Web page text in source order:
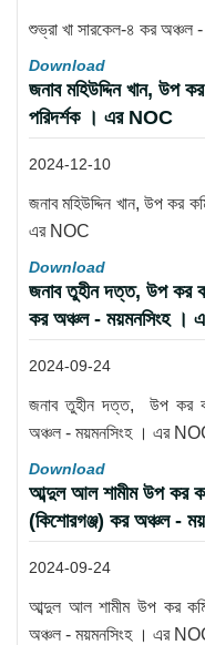
শুভ্রা খা সারকেল-৪ কর অঞ্চল
Download
জনাব মহিউদ্দিন খান, উপ
পরিদর্শক । এর NOC
2024-12-10
জনাব মহিউদ্দিন খান, উপ কর
এর NOC
Download
জনাব তুহীন দত্ত, উপ কর
কর অঞ্চল - ময়মনসিংহ ।
2024-09-24
জনাব তুহীন দত্ত, উপ কর
অঞ্চল - ময়মনসিংহ । এর
Download
আব্দুল আল শামীম উপ কর
(কিশোরগঞ্জ) কর অঞ্চল -
2024-09-24
আব্দুল আল শামীম উপ কর
অঞ্চল - ময়মনসিংহ । এর